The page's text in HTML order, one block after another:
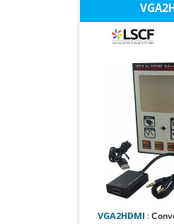
VGA2HDMI :